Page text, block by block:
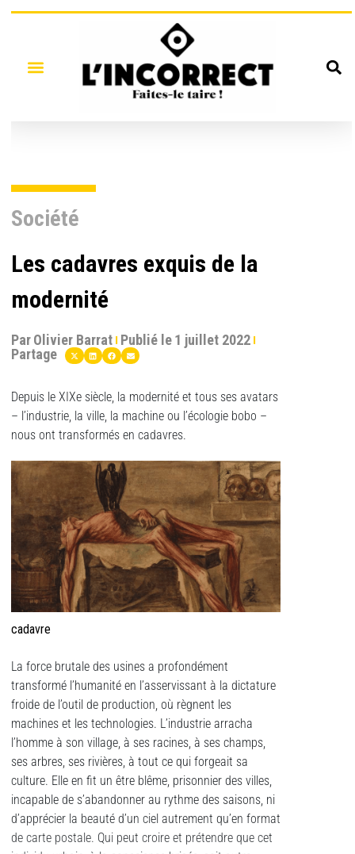
Société
Les cadavres exquis de la
modernité
ParOlivier Barrat Publié le1 juillet 2022
Partage
Depuis le XIXe siècle, la modernité et tous ses avatars
– l’industrie, la ville, la machine ou l’écologie bobo –
nous ont transformés en cadavres.
cadavre
La force brutale des usines a profondément
transformé l’humanité en l’asservissant à la dictature
froide de l’outil de production, où règnent les
machines et les technologies. L’industrie arracha
l’homme à son village, à ses racines, à ses champs,
ses arbres, ses rivières, à tout ce qui forgeait sa
culture. Elle en fit un être blême, prisonnier des villes,
incapable de s’abandonner au rythme des saisons, ni
d’apprécier la beauté d’un ciel autrement qu’en format
de carte postale. Qui peut croire et prétendre que cet